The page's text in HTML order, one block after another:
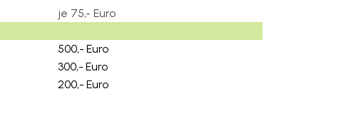
je 75,- Euro
500,- Euro
300,- Euro
200,- Euro